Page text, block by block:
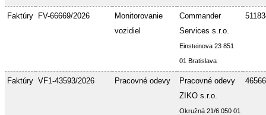
Faktúry FV-66669/2026
Monitorovanie
vozidiel
Commander
Services s.r.o.
Einsteinova 23 851
01 Bratislava
Faktúry VF1-43593/2026 Pracovné odevy
Pracovné odevy
ZIKO s.r.o.
Okružná 21/6 050 01